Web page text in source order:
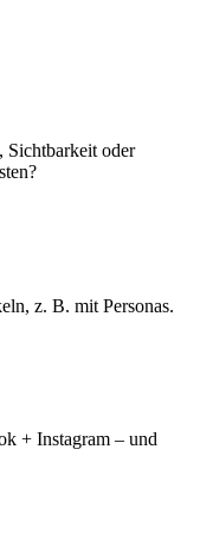
oder
z. B. mit Personas.
+ Instagram – und